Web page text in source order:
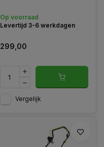
Op voorraad
Levertijd 3-6 werkdagen
299,00
Vergelijk